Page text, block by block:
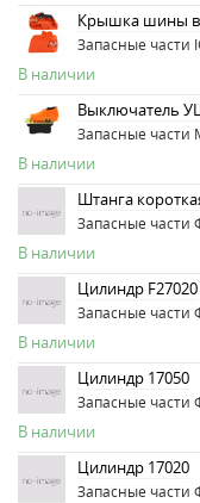
Крышка шины в
Запасные части
В наличии
Выключатель
Запасные части
В наличии
Штанга
Запасные части
В наличии
Цилиндр F27020
Запасные части
В наличии
Цилиндр 17050
Запасные части
В наличии
Цилиндр 17020
Запасные части